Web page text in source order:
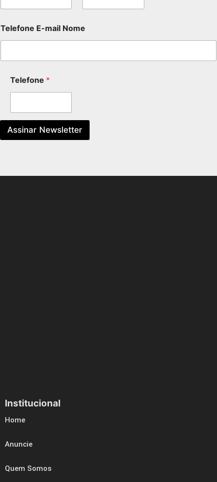
Telefone E-mail Nome
Telefone *
Assinar Newsletter
Institucional
Home
Anuncie
Quem Somos